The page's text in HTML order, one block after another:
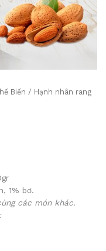
Biến / Hạnh nhân rang
1% bơ.
các món khác.